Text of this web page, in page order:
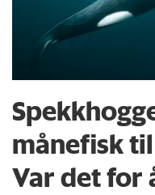
månefisk
Var det for